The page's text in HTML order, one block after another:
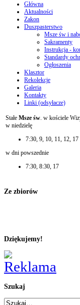
Główna
Aktualności
Zakon
Duszpasterstwo
Msze św i
Sakramenty
Instrukcja -
Standardy
Ogłoszenia
Klasztor
Rekolekcje
Galeria
Kontakty
Linki (odsyłacze)
Stałe Msze św. w kościele
w niedzielę
7:30, 9, 10, 11, 12, 17
w dni powszednie
7:30, 8:30, 17
Ze zbiorów
Dziękujemy!
Szukaj